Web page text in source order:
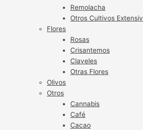
Remolacha
Otros Cultivos
Flores
Rosas
Crisantemos
Claveles
Otras Flores
Olivos
Otros
Cannabis
Café
Cacao